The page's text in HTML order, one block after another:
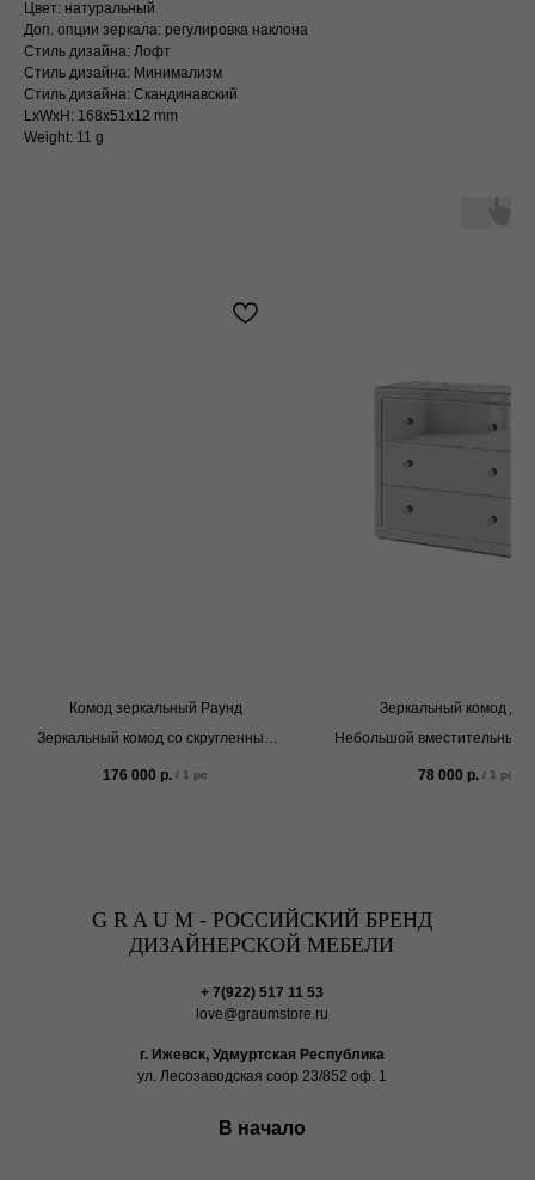
Цвет: натуральный
Доп. опции зеркала: регулировка наклона
Стиль дизайна: Лофт
Стиль дизайна: Минимализм
Стиль дизайна: Скандинавский
LxWxH: 168x51x12 mm
Weight: 11 g
Комод зеркальный Раунд
Зеркальный комод со скругленным
176 000 р. / 1 pc
Зеркальный комод
Небольшой вместительный
78 000 р. / 1 pc
G R A U M - РОССИЙСКИЙ БРЕНД
ДИЗАЙНЕРСКОЙ МЕБЕЛИ
+ 7(922) 517 11 53
love@graumstore.ru
г. Ижевск, Удмуртская Республика
ул. Лесозаводская соор 23/852 оф. 1
В начало